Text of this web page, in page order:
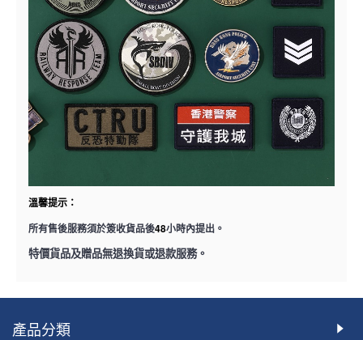
溫馨提示：
所有售後服務須於簽收貨品後48小時內提出。
特價貨品及贈品無退換貨或退款服務。
產品分類